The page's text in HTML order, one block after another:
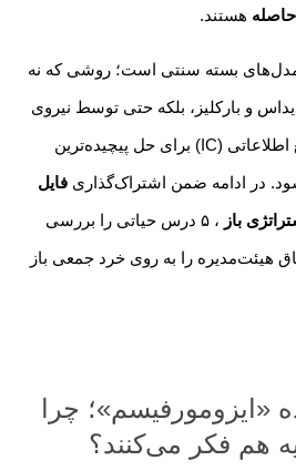
هستند.
مدل‌های بسته سنتی است؛ روشی که نه
و بارکلیز، بلکه حتی توسط نیروی
دریایی ایالات متحده و جوامع اطلاعاتی (IC) برای حل پیچیده‌ترین
در ادامه ضمن اشتراک‌گذاری فایل
، ۵ درس حیاتی را بررسی
هیئت‌مدیره را به روی خرد جمعی باز
«ایزومورفیسم»؛ چرا
هم فکر می‌کنند؟